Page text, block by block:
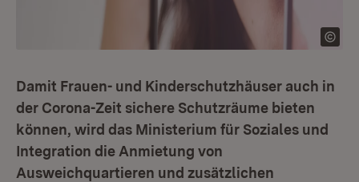
Damit Frauen- und Kinderschutzhäuser auch in
der Corona-Zeit sichere Schutzräume bieten
können, wird das Ministerium für Soziales und
Integration die Anmietung von
Ausweichquartieren und zusätzlichen